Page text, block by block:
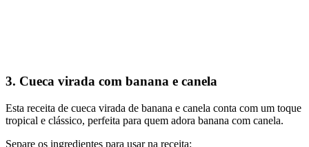
3. Cueca virada com banana e canela
Esta receita de cueca virada de banana e canela conta com um toque
tropical e clássico, perfeita para quem adora banana com canela.
Separe os ingredientes para usar na receita: